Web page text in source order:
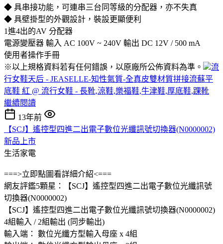
◆ 具串接功能，可連串三台同等級的分配器，亦不失真
◆ 具壁掛型的外觀設計，裝設更顯便利
1進4出的AV 分配器
電源變壓器 輸入 AC 100V ~ 240V 輸出 DC 12V / 500 mA
使用者操作手冊
※以上規格資料若有任何錯誤，以原廠所公佈資料為準。
流
行女鞋天后 - JEASELLE-知性氣質-全真皮雙材質拼接流蘇平
底鞋 紅 @ 流行女鞋 - 長靴,涼鞋,樂福鞋,牛津鞋,厚底鞋,踝靴
繼續閱讀
13年前
【SCJ】遙控型四進二出電子數位光纖訊號切換器(N0000002)
新品上市
生活家電
===>立即點圖看詳細介紹<===
網友評鑑5顆星：【SCJ】遙控型四進二出電子數位光纖訊號
切換器(N0000002)
【SCJ】遙控型四進二出電子數位光纖訊號切換器(N0000002)
4組輸入 / 2組輸出 (同步輸出)
輸入端： 數位光纖方型輸入母座 x 4組